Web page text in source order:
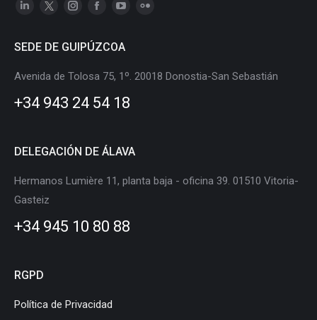
Linkedin
opens
window
X
opens
window
Instagram
opens
in
window
opens
in
window
opens
in
window
in
SEDE DE GUIPÚZCOA
Avenida de Tolosa 75, 1º. 20018 Donostia-San Sebastián
+34 943 24 54 18
DELEGACIÓN DE ÁLAVA
Hermanos Lumière 11, planta baja - oficina 39. 01510 Vitoria-
Gasteiz
+34 945 10 80 88
RGPD
Política de Privacidad